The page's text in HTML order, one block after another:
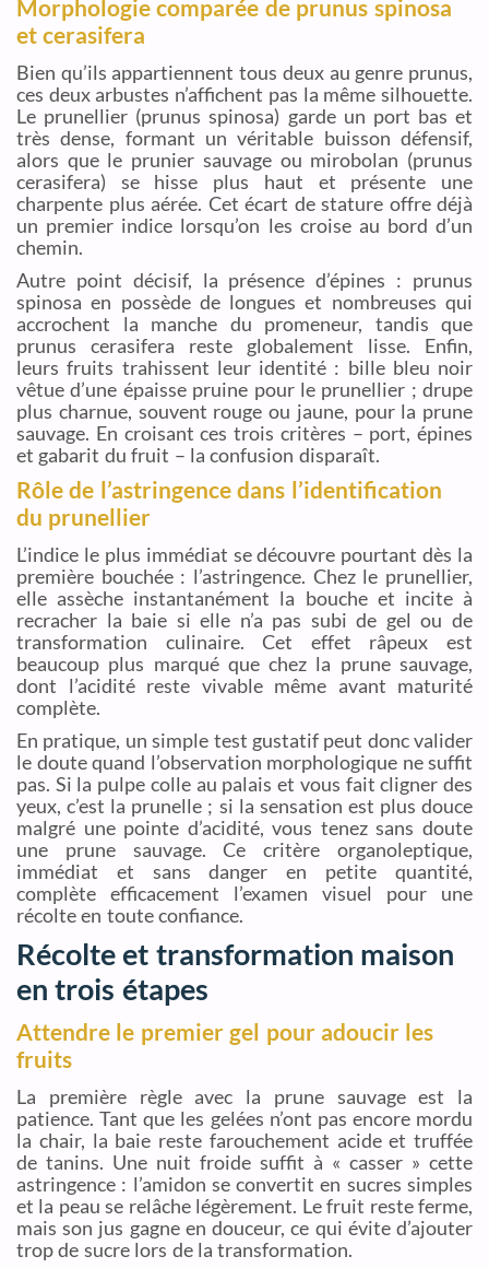
Morphologie comparée de prunus spinosa
et cerasifera
Bien qu’ils appartiennent tous deux au genre prunus,
ces deux arbustes n’affichent pas la même silhouette.
Le prunellier (prunus spinosa) garde un port bas et
très dense, formant un véritable buisson défensif,
alors que le prunier sauvage ou mirobolan (prunus
cerasifera) se hisse plus haut et présente une
charpente plus aérée. Cet écart de stature offre déjà
un premier indice lorsqu’on les croise au bord d’un
chemin.
Autre point décisif, la présence d’épines : prunus
spinosa en possède de longues et nombreuses qui
accrochent la manche du promeneur, tandis que
prunus cerasifera reste globalement lisse. Enfin,
leurs fruits trahissent leur identité : bille bleu noir
vêtue d’une épaisse pruine pour le prunellier ; drupe
plus charnue, souvent rouge ou jaune, pour la prune
sauvage. En croisant ces trois critères – port, épines
et gabarit du fruit – la confusion disparaît.
Rôle de l’astringence dans l’identification
du prunellier
L’indice le plus immédiat se découvre pourtant dès la
première bouchée : l’astringence. Chez le prunellier,
elle assèche instantanément la bouche et incite à
recracher la baie si elle n’a pas subi de gel ou de
transformation culinaire. Cet effet râpeux est
beaucoup plus marqué que chez la prune sauvage,
dont l’acidité reste vivable même avant maturité
complète.
En pratique, un simple test gustatif peut donc valider
le doute quand l’observation morphologique ne suffit
pas. Si la pulpe colle au palais et vous fait cligner des
yeux, c’est la prunelle ; si la sensation est plus douce
malgré une pointe d’acidité, vous tenez sans doute
une prune sauvage. Ce critère organoleptique,
immédiat et sans danger en petite quantité,
complète efficacement l’examen visuel pour une
récolte en toute confiance.
Récolte et transformation maison
en trois étapes
Attendre le premier gel pour adoucir les
fruits
La première règle avec la prune sauvage est la
patience. Tant que les gelées n’ont pas encore mordu
la chair, la baie reste farouchement acide et truffée
de tanins. Une nuit froide suffit à « casser » cette
astringence : l’amidon se convertit en sucres simples
et la peau se relâche légèrement. Le fruit reste ferme,
mais son jus gagne en douceur, ce qui évite d’ajouter
trop de sucre lors de la transformation.